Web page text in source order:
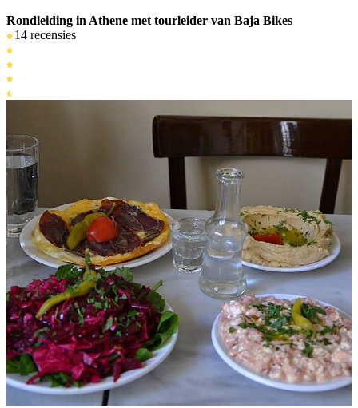
Rondleiding in Athene met tourleider van Baja Bikes
14 recensies